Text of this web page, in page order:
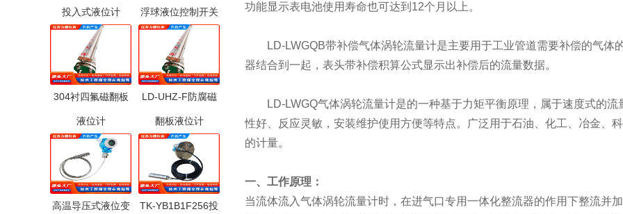
投入式液位计 浮球液位控制开关
304衬四氟磁翻板
液位计
LD-UHZ-F防腐磁
翻板液位计
高温导压式液位变 TK-YB1B1F256投
功能显示表电池使用寿命也可达到12个月以上。
LD-LWGQB带补偿气体涡轮流量计是主要用于工业管道需要补偿的气体
器结合到一起，表头带补偿积算公式显示出补偿后的流量数据。
LD-LWGQ气体涡轮流量计是的一种基于力矩平衡原理，属于速度式的流
性好、反应灵敏，安装维护使用方便等特点。广泛用于石油、化工、冶金、
的计量。
一、工作原理：
当流体流入气体涡轮流量计时，在进气口专用一体化整流器的作用下整流并